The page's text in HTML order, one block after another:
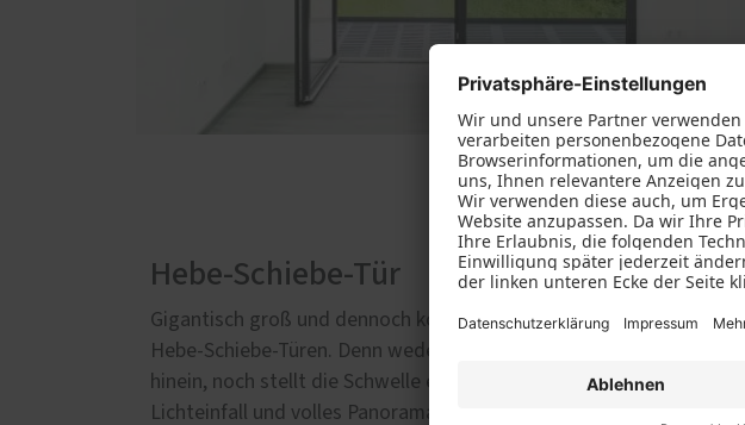
Hebe-Schiebe-Tür
Gigantisch groß und dennoch komfortabel zu bedienen sind unsere
Hebe-Schiebe-Türen. Denn weder ragen sie beim Öffnen in den Raum
hinein, noch stellt die Schwelle ein größeres Hindernis dar. Viel
Lichteinfall und volles Panorama erwartet Sie. Mehr draußen geht